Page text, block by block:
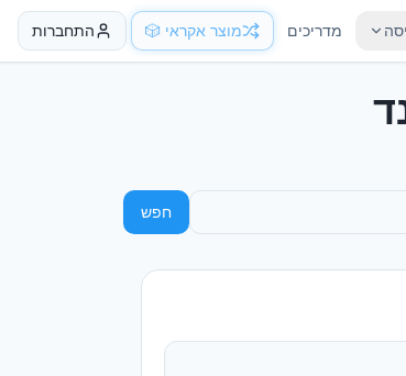
מדריכים מוצר אקראי 🎲 התחברות
חפש